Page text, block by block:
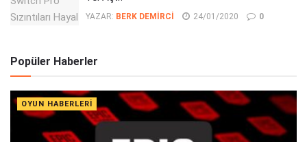
YAZAR: BERK DEMIRCI 24/01/2020 0
Popüler Haberler
OYUN HABERLERI